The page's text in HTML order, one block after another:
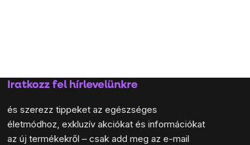
Iratkozz fel hírlevelünkre
és szerezz tippeket az egészséges
életmódhoz, exkluzív akciókat és információkat
az új termékekről – csak add meg az e-mail